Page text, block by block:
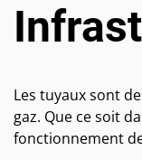
Les tuyaux sont
gaz. Que ce soit
fonctionnement